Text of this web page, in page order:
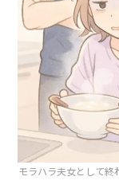
モラハラ夫女として